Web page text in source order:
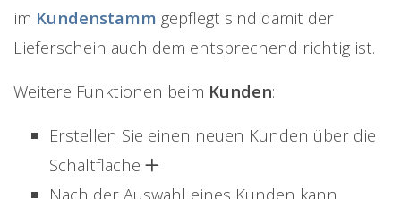
im Kundenstamm gepflegt sind damit der
Lieferschein auch dem entsprechend richtig ist.
Weitere Funktionen beim Kunden:
Erstellen Sie einen neuen Kunden über die
Schaltfläche
Nach der Auswahl eines Kunden kann